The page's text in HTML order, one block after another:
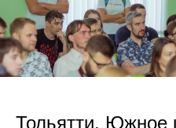
Тольятти, Южное